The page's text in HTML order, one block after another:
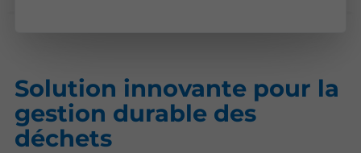
Solution innovante pour la
gestion durable des
déchets